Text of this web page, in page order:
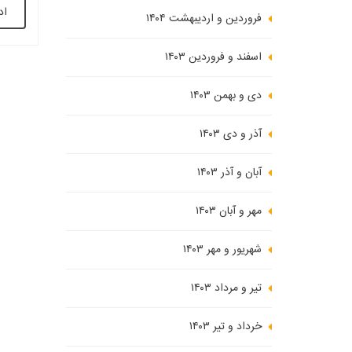
فروردین و اردیبهشت ۱۴۰۴
اسفند و فروردین ۱۴۰۳
دی و بهمن ۱۴۰۳
آذر و دی ۱۴۰۳
آبان و آذر ۱۴۰۳
مهر و آبان ۱۴۰۳
شهریور و مهر ۱۴۰۳
تیر و مرداد ۱۴۰۳
خرداد و تیر ۱۴۰۳